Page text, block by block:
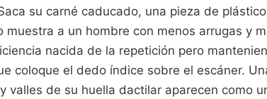
su carné caducado, una pieza de
muestra a un hombre con menos arrugas y
nacida de la repetición pero
coloque el dedo índice sobre el escáner.
valles de su huella dactilar aparecen como